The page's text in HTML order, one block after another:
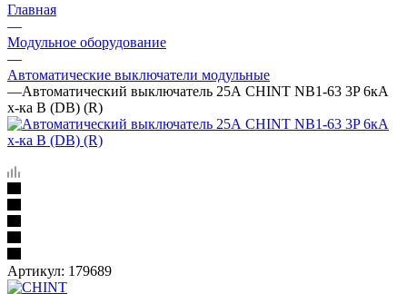
Главная
—
Модульное оборудование
—
Автоматические выключатели модульные
—Автоматический выключатель 25А CHINT NB1-63 3P 6кА
х-ка B (DB) (R)
Артикул: 179689